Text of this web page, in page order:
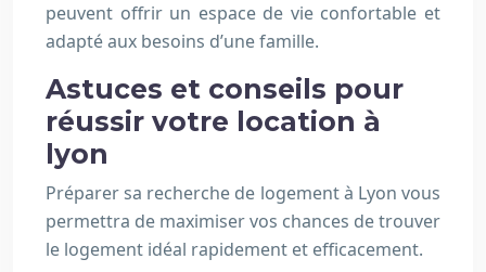
peuvent offrir un espace de vie confortable et
adapté aux besoins d’une famille.
Astuces et conseils pour
réussir votre location à
lyon
Préparer sa recherche de logement à Lyon vous
permettra de maximiser vos chances de trouver
le logement idéal rapidement et efficacement.